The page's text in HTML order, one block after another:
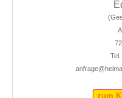
zum